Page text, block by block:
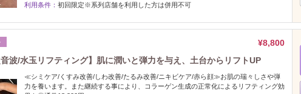
利用条件： 初回限定※系列店舗を利用した方は併用不可
¥8,800
波/水玉リフティング】肌に潤いと弾力を与え、土台からリフトUP
≪シミケア/くすみ改善/しわ改善/たるみ改善/ニキビケア/赤ら顔≫お肌の瑞々しさや弾
力を養います。また継続する事により、コラーゲン生成の正常化によるリフティング効